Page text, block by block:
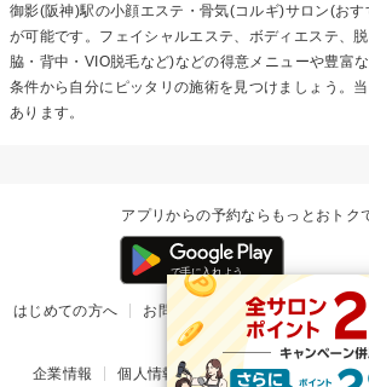
御影(阪神)駅の小顔エステ・骨気(コルギ)サロン(お
が可能です。フェイシャルエステ、ボディエステ、
脇・背中・VIO脱毛など)などの得意メニューや豊富
条件から自分にピッタリの施術を見つけましょう。
あります。
アプリからの予約ならもっとおトク
はじめての方へ お問い合わせ ヘルプ リリ
掲載ご希望のサロン様
企業情報 個人情報保護方針 楽天のサービス